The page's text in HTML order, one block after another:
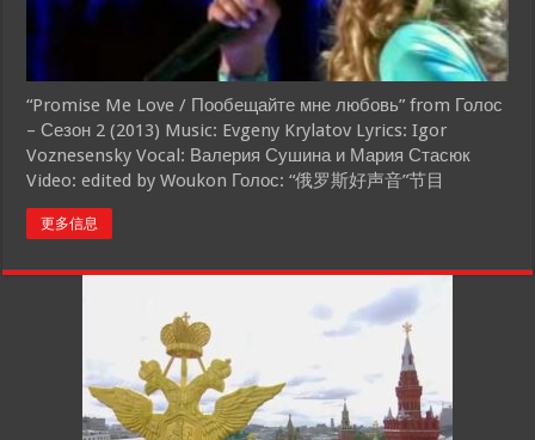
“Promise Me Love / Пообещайте мне любовь” from Голос
– Сезон 2 (2013) Music: Evgeny Krylatov Lyrics: Igor
Voznesensky Vocal: Валерия Сушина и Мария Стасюк
Video: edited by Woukon Голос: “俄罗斯好声音”节目
更多信息